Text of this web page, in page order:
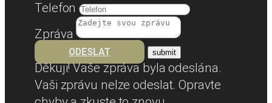
Telefon
Zpráva
ODESLAT
Děkuji! Vaše zpráva byla odeslána.
Vaši zprávu nelze odeslat. Opravte